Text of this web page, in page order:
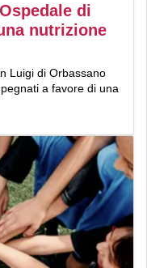
di
nutrizione
Luigi di Orbassano
a favore di una